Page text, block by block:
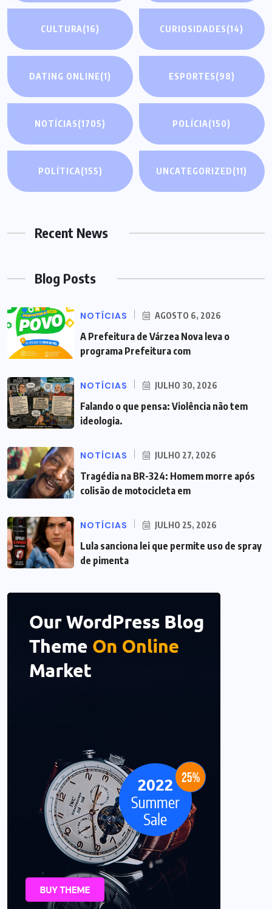
CULTURA(16) CURIOSIDADES(14)
DATING ONLINE(1) ESPORTES(98)
NOTÍCIAS(1705) POLÍCIA(150)
POLÍTICA(155) UNCATEGORIZED(11)
Recent News
Blog Posts
NOTÍCIAS AGOSTO 6, 2026
A Prefeitura de Várzea Nova leva o
programa Prefeitura com
NOTÍCIAS JULHO 30, 2026
Falando o que pensa: Violência não tem
ideologia.
NOTÍCIAS JULHO 27, 2026
Tragédia na BR-324: Homem morre após
colisão de motocicleta em
NOTÍCIAS JULHO 25, 2026
Lula sanciona lei que permite uso de spray
de pimenta